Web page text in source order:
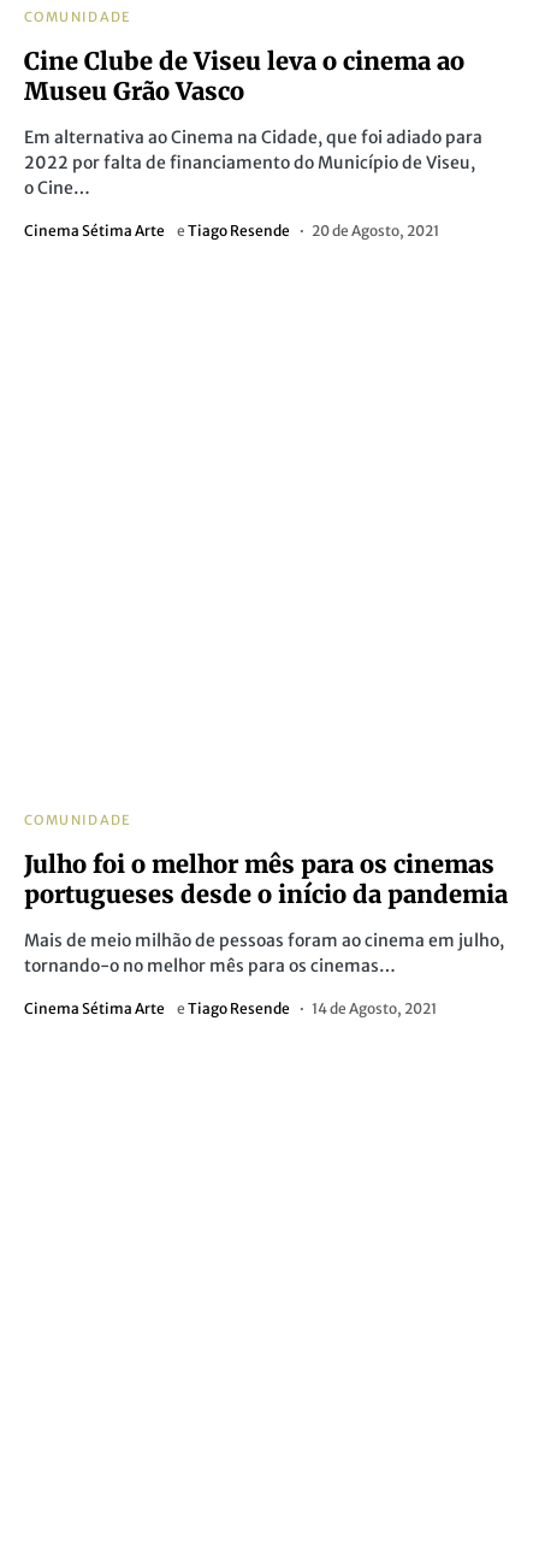
COMUNIDADE
Cine Clube de Viseu leva o cinema ao
Museu Grão Vasco
Em alternativa ao Cinema na Cidade, que foi adiado para
2022 por falta de financiamento do Município de Viseu,
o Cine…
Cinema Sétima Arte e Tiago Resende 20 de Agosto, 2021
COMUNIDADE
Julho foi o melhor mês para os cinemas
portugueses desde o início da pandemia
Mais de meio milhão de pessoas foram ao cinema em julho,
tornando-o no melhor mês para os cinemas…
Cinema Sétima Arte e Tiago Resende 14 de Agosto, 2021